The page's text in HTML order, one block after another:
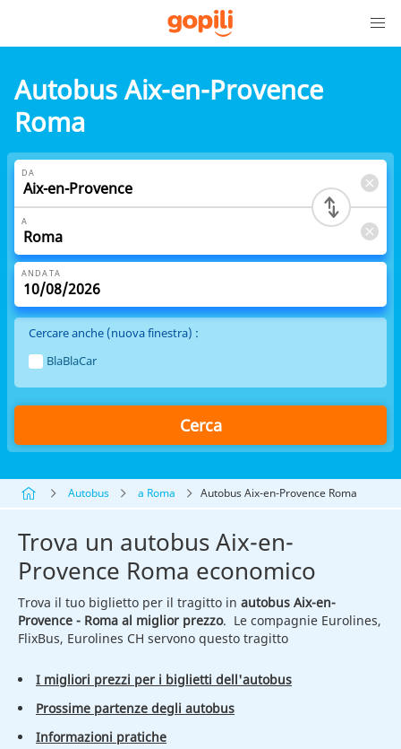
Autobus Aix-en-Provence
Roma
DA
A
ANDATA
Cercare anche (nuova finestra) :
BlaBlaCar
Cerca
Autobus a Roma Autobus Aix-en-Provence Roma
Trova un autobus Aix-en-
Provence Roma economico
Trova il tuo biglietto per il tragitto in autobus Aix-en-
Provence - Roma al miglior prezzo. Le compagnie Eurolines,
FlixBus, Eurolines CH servono questo tragitto
I migliori prezzi per i biglietti dell'autobus
Prossime partenze degli autobus
Informazioni pratiche